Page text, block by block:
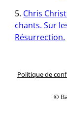
Chris
chants. Sur
Résurrection.
Politique de
©